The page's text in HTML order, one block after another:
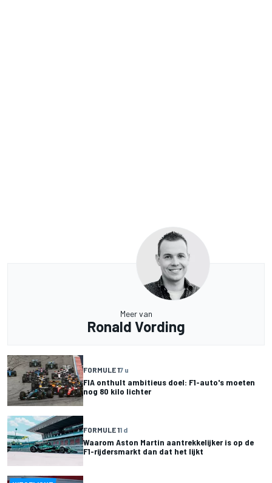
Meer van
Ronald Vording
FORMULE 17 u
FIA onthult ambitieus doel: F1-auto's moeten
nog 80 kilo lichter
FORMULE 11 d
Waarom Aston Martin aantrekkelijker is op de
F1-rijdersmarkt dan dat het lijkt